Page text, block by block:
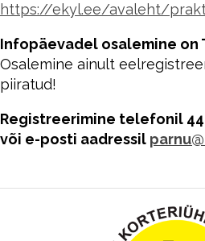
https://ekyl.ee/avaleht/
Infopäevadel osalemine on
Osalemine ainult
piiratud!
Registreerimine telefonil 44
või e-posti aadressil